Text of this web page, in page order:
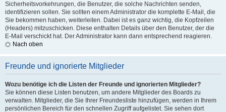
Sicherheitsvorkehrungen, die Benutzer, die solche Nachrichten senden,
identifizieren sollen. Sie sollten einem Administrator die komplette E-Mail, die
Sie bekommen haben, weiterleiten. Dabei ist es ganz wichtig, die Kopfzeilen
(Headers) mitzuschicken. Diese enthalten Details über den Benutzer, der die
E-Mail verschickt hat. Der Administrator kann dann entsprechend reagieren.
Nach oben
Freunde und ignorierte Mitglieder
Wozu benötige ich die Listen der Freunde und ignorierten Mitglieder?
Sie können diese Listen benutzen, um andere Mitglieder des Boards zu
verwalten. Mitglieder, die Sie Ihrer Freundesliste hinzufügen, werden in Ihrem
persönlichen Bereich für den schnellen Zugriff aufgelistet. Sie sehen dort